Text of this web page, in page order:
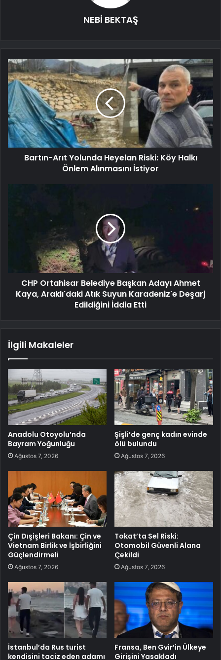
NEBİ BEKTAŞ
Bartın-Arıt Yolunda Heyelan Riski: Köy Halkı
Önlem Alınmasını İstiyor
CHP Ortahisar Belediye Başkan Adayı Ahmet
Kaya, Araklı'daki Atık Suyun Karadeniz'e Deşarj
Edildiğini İddia Etti
İlgili Makaleler
Anadolu Otoyolu’nda
Bayram Yoğunluğu
Ağustos 7, 2026
Şişli’de genç kadın evinde
ölü bulundu
Ağustos 7, 2026
Çin Dışişleri Bakanı: Çin ve
Vietnam Birlik ve İşbirliğini
Güçlendirmeli
Ağustos 7, 2026
Tokat’ta Sel Riski:
Otomobil Güvenli Alana
Çekildi
Ağustos 7, 2026
İstanbul’da Rus turist
kendisini taciz eden adamı
Fransa, Ben Gvir’in Ülkeye
Girişini Yasakladı